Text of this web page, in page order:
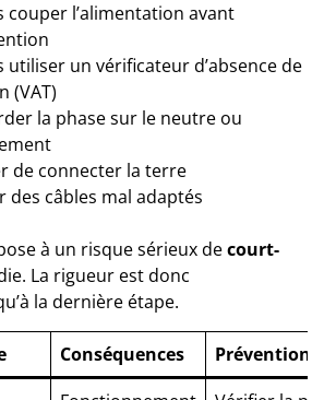
couper l’alimentation avant
utiliser un vérificateur d’absence de
(VAT)
la phase sur le neutre ou
de connecter la terre
des câbles mal adaptés
à un risque sérieux decourt-
La rigueur est donc
la dernière étape.
Conséquences Prévention